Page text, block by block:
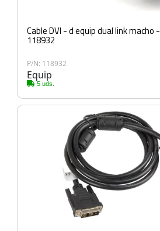
Cable DVI - d equip dual link macho - macho 1.8m
118932
P/N: 118932
Equip
5 uds.